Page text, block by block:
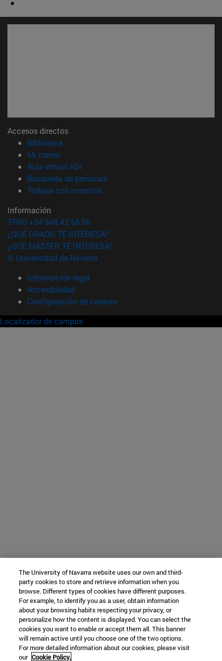
Accesos directos
Biblioteca
Mi correo(abre en nueva ventana)
Aula virtual ADI
Búsqueda de personas(abre en nueva ventana)
Trabaja con nosotros(abre en nueva ventana)
Información
TFNO +34 948 42 56 00
¿QUÉ GRADO TE INTERESA?
¿QUÉ MÁSTER TE INTERESA?
© Universidad de Navarra
Información legal
Accesibilidad
Configuración de cookies
Localizador de campus
The University of Navarra website uses our own and third-
party cookies to store and retrieve information when you
browse. Different types of cookies have different purposes.
For example, to identify you as a user, obtain information
about your browsing habits respecting your privacy, or
personalize how the content is displayed. You can select the
cookies you want to enable or accept them all. This banner
will remain active until you choose one of the two options.
For more detailed information about our cookies, please visit
our Cookie Policy.